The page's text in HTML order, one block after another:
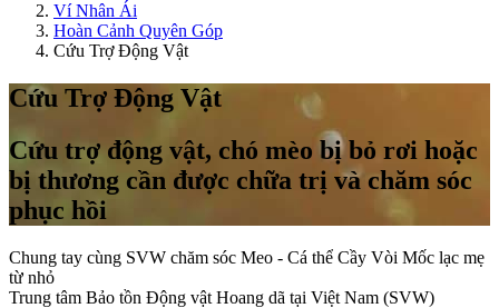
Ví Nhân Ái
Hoàn Cảnh Quyên Góp
Cứu Trợ Động Vật
Cứu Trợ Động Vật
Cứu trợ động vật, chó mèo bị bỏ rơi hoặc
bị thương cần được chữa trị và chăm sóc
phục hồi
Chung tay cùng SVW chăm sóc Meo - Cá thể Cầy Vòi Mốc lạc mẹ
từ nhỏ
Trung tâm Bảo tồn Động vật Hoang dã tại Việt Nam (SVW)